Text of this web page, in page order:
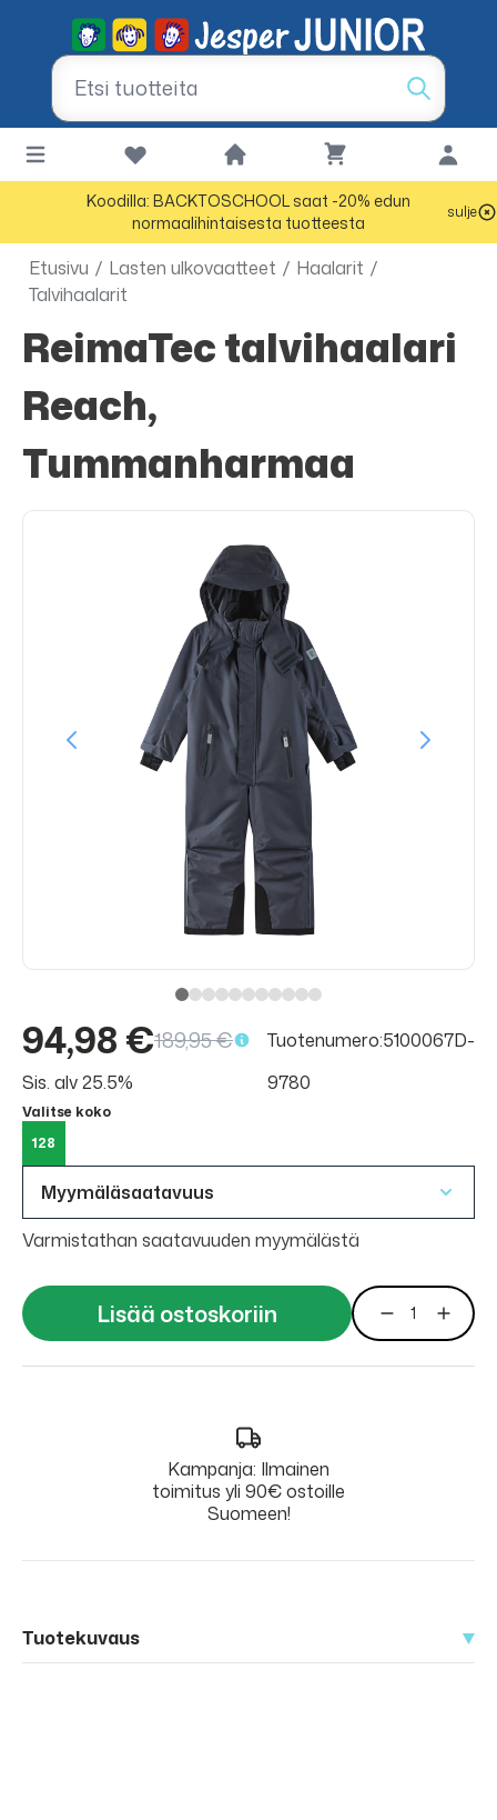
Koodilla: BACKTOSCHOOL saat -20% edun
normaalihintaisesta tuotteesta
sulje
Etusivu / Lasten ulkovaatteet / Haalarit /
Talvihaalarit
ReimaTec talvihaalari
Reach,
Tummanharmaa
94,98 €189,95 €
Sis. alv 25.5%
Tuotenumero:5100067D-
9780
Valitse koko
128
Myymäläsaatavuus
Varmistathan saatavuuden myymälästä
Lisää ostoskoriin
Kampanja: Ilmainen
toimitus yli 90€ ostoille
Suomeen!
Tuotekuvaus